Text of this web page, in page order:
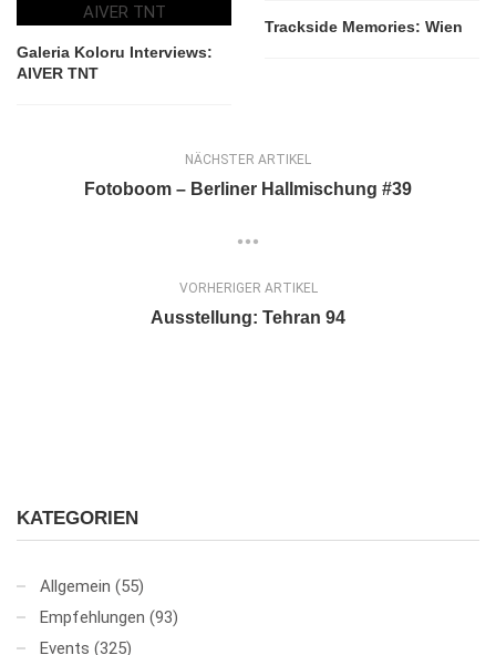
Galeria Koloru Interviews:
AIVER TNT
Trackside Memories: Wien
NÄCHSTER ARTIKEL
Fotoboom – Berliner Hallmischung #39
VORHERIGER ARTIKEL
Ausstellung: Tehran 94
KATEGORIEN
Allgemein (55)
Empfehlungen (93)
Events (325)